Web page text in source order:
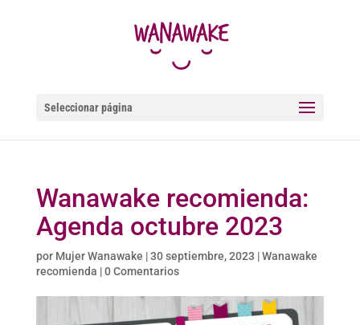
Seleccionar página
Wanawake recomienda:
Agenda octubre 2023
por Mujer Wanawake |30 septiembre, 2023 |Wanawake
recomienda |0 Comentarios